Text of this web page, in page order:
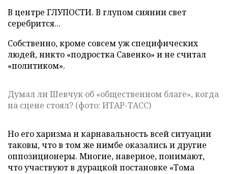
В центре ГЛУПОСТИ. В глупом сиянии свет
серебрится...
Собственно, кроме совсем уж специфических
людей, никто «подростка Савенко» и не считал
«политиком».
Думал ли Шевчук об «общественном благе», когда
на сцене стоял? (фото: ИТАР-ТАСС)
Но его харизма и карнавальность всей ситуации
таковы, что в том же нимбе оказались и другие
оппозиционеры. Многие, наверное, понимают,
что участвуют в дурацкой постановке «Тома